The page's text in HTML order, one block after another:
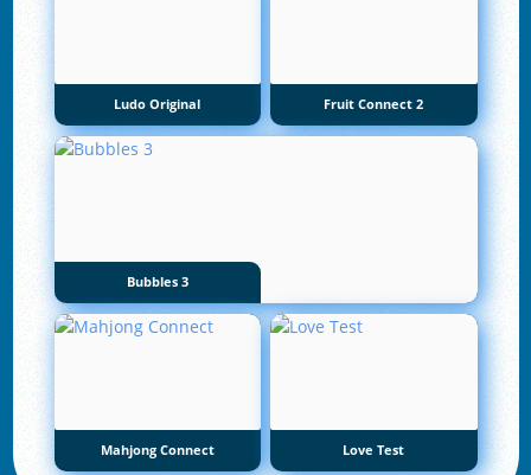
Ludo Original Fruit Connect 2
Bubbles 3
Mahjong Connect Love Test